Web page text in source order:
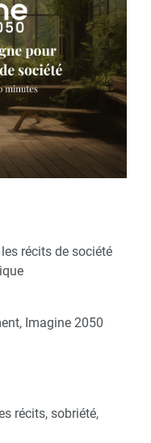
récits de société
Imagine 2050
récits, sobriété,